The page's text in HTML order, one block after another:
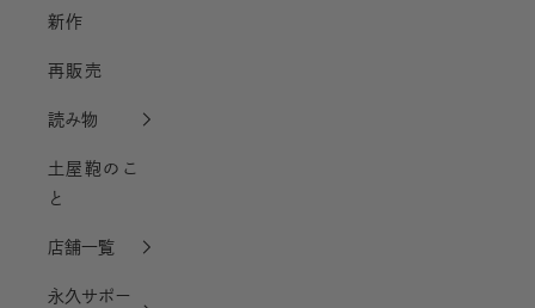
新作
再販売
読み物
土屋鞄のこ
と
店舗一覧
永久サポー